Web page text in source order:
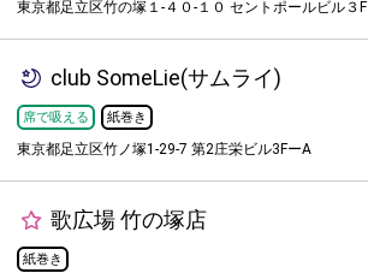
東京都足立区竹の塚１-４０-１０ セントポールビル３F
club SomeLie(サムライ)
席で吸える 紙巻き
東京都足立区竹ノ塚1-29-7 第2庄栄ビル3FーA
歌広場 竹の塚店
紙巻き